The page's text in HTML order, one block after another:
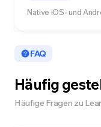
Native iOS- und
FAQ
Häufig
Häufige Fragen zu